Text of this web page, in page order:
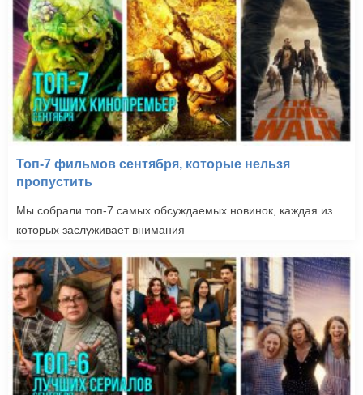
Топ-7 фильмов сентября, которые нельзя
пропустить
Мы собрали топ-7 самых обсуждаемых новинок, каждая из
которых заслуживает внимания